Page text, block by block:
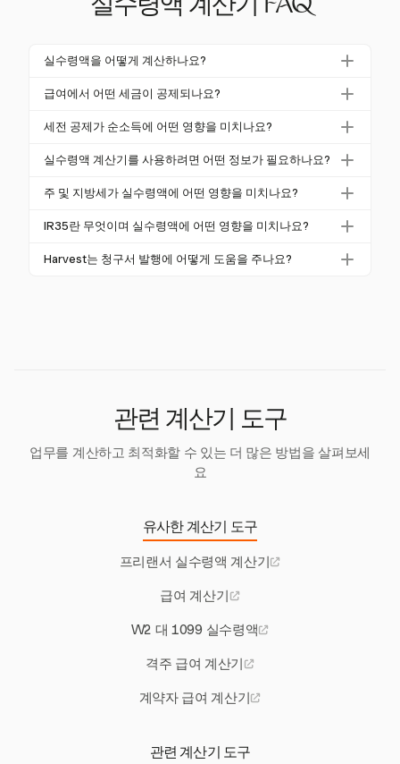
실수령액 계산기 FAQ
실수령액을 어떻게 계산하나요?
실수령액을 계산하려면 총 소득에서 모든 적용 가능한
장 및 기타 의무 기여금이 포함됩니다. 실수령액 계산
한 순소득 수치를 제공하므로 이 과정을 간소화할 수
있습니다.
급여에서 어떤 세금이 공제되나요?
급여에서 공제되는 세금은 일반적으로 소득세, 미국의
가 포함됩니다. 캐나다에서는 CPP 기여금도 공제됩니
릅니다.
세전 공제가 순소득에 어떤 영향을 미치나요?
세전 공제는 과세 소득을 줄여 세금 부담을 낮추고 실
는 퇴직 기여금 및 건강 보험료가 있습니다. 이를 정확
니다.
실수령액 계산기를 사용하려면 어떤 정보가 필요하나요?
실수령액 계산기를 사용하려면 총 급여, 세율 및 퇴직
니다. 이 데이터는 계산기가 정확한 순소득 추정치를
주 및 지방세가 실수령액에 어떤 영향을 미치나요?
주 및 지방세는 연방세 외에 추가 세금 부담을 더하여
지역에 따라 크게 다르므로 순소득을 계산할 때 이를
IR35란 무엇이며 실수령액에 어떤 영향을 미치나요?
IR35는 영국의 세금 규정으로, 계약자가 세금 목적상
Harvest는 청구서 발행에 어떻게 도움을 주나요?
관련 계산기 도구
업무를 계산하고 최적화할 수 있는 더 많은 방법을 살펴보세
요
유사한 계산기 도구
프리랜서 실수령액 계산기
급여 계산기
W2 대 1099 실수령액
격주 급여 계산기
계약자 급여 계산기
관련 계산기 도구